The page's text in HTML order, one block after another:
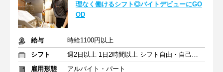
理なく働けるシフト◎バイトデビューにGO
OD
給与
時給1100円以上
シフト
週2日以上 1日2時間以上 シフト自由・自己申告
雇用形態
アルバイト・パート